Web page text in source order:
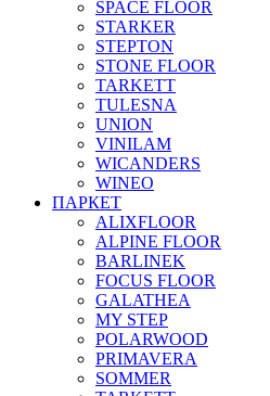
SPACE FLOOR
STARKER
STEPTON
STONE FLOOR
TARKETT
TULESNA
UNION
VINILAM
WICANDERS
WINEO
ПАРКЕТ
ALIXFLOOR
ALPINE FLOOR
BARLINEK
FOCUS FLOOR
GALATHEA
MY STEP
POLARWOOD
PRIMAVERA
SOMMER